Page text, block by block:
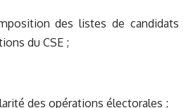
des listes de candidats
du CSE ;
des opérations électorales ;